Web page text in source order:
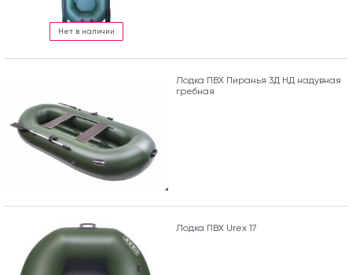
Нет в наличии
Лодка ПВХ Пиранья 3Д НД надувная
гребная
Лодка ПВХ Urex 17